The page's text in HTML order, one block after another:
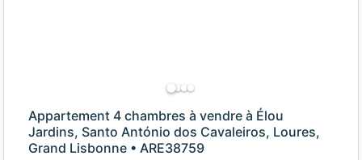
Appartement 4 chambres à vendre à Élou
Jardins, Santo António dos Cavaleiros, Loures,
Grand Lisbonne • ARE38759